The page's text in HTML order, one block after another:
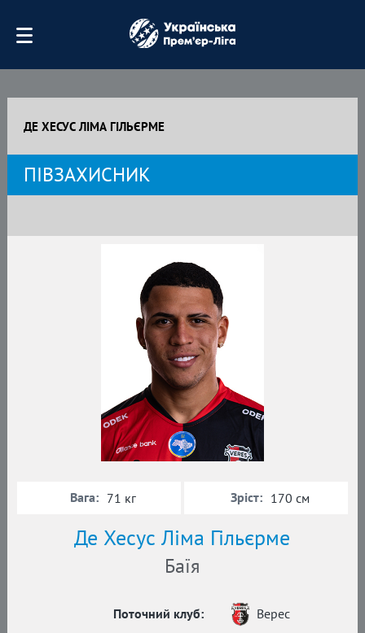
ДЕ ХЕСУС ЛІМА ГІЛЬЄРМЕ
ПІВЗАХИСНИК
Де Хесус Ліма Гільєрме
Баїя
Поточний клуб:
Верес
Вага: 71 кг Зріст: 170 см